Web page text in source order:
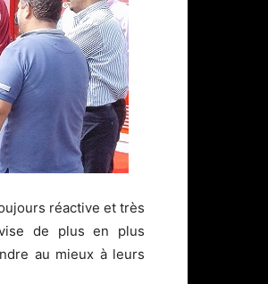
réactive et très
de plus en plus
au mieux à leurs